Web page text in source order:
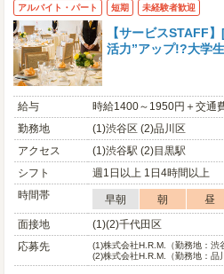
アルバイト・パート 短期 未経験者歓迎
【サービスSTAFF
活力”アップ!?大学
給与
時給1400～1950円＋交通
勤務地
(1)渋谷区 (2)品川区
アクセス
(1)渋谷駅 (2)目黒駅
シフト
週1日以上 1日4時間以上
時間帯
早朝 朝 昼
面接地
(1)(2)千代田区
応募先
(1)株式会社H.R.M.（勤務地：渋
(2)株式会社H.R.M.（勤務地：品